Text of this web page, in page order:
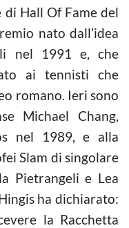
di Hall Of Fame del
nato dall’idea
nel 1991 e, che
ai tennisti che
romano. Ieri sono
Michael Chang,
nel 1989, e alla
Slam di singolare
Pietrangeli e Lea
ha dichiarato:
la Racchetta